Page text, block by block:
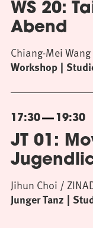
WS 20:
Abend
Workshop
Chiang-Mei
17:30 19:30
JT 01:
Junger Tanz
Jihun Choi /